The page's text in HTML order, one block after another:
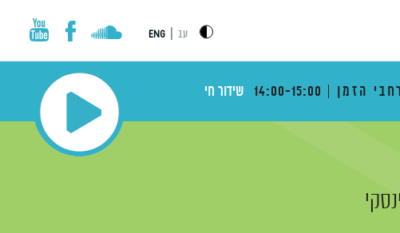
עב ENG
הזמן 14:00-15:00 שידור חי